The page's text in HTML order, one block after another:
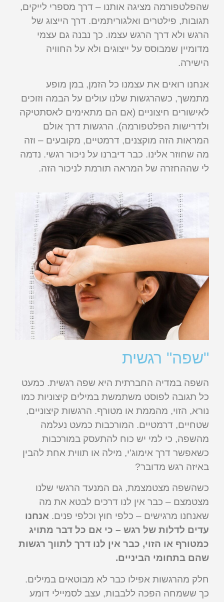
שהפלטפורמה מציגה אותנו – דרך מספרי לייקים,
תגובות, פילטרים ואלגוריתמים. דרך הייצוג של
הרגש ולא דרך הרגש עצמו. כך נבנה גם עצמי
מדומיין שמבוסס על ייצוגים ולא על החוויה
הישירה.
אנחנו רואים את עצמנו כל הזמן, במן מופע
מתמשך, כשהרגשות שלנו עולים על הבמה וזוכים
לאישורים חיצוניים (אם הם מתאימים לאסתטיקה
ולדרישות הפלטפורמה). הרגשות דרך אולם
המראות הזה מוקצנים, דרמטיים, מקובעים – וזה
מה שחוזר אלינו. כבר דיברנו על ניכור רגשי. נדמה
לי שההחזרה של המראה תורמת לניכור הזה.
"שפה" רגשית
השפה במדיה החברתית היא שפה רגשית. כמעט
כל תגובה לפוסט משתמשת במילים קיצוניות כמו
נורא, הזוי, מהממת או מטורף. הרגשות קיצוניים,
שטחיים, דרמטיים. המורכבות כמעט נעלמה
מהשפה, כי למי יש כוח להתעסק במורכבות
כשאפשר דרך אימוג'י, מילה או תווית אחת להבין
באיזה רגש מדובר?
כשהשפה מצטמצמת, גם המנעד הרגשי שלנו
מצטמצם – כבר אין לנו דרכים לבטא את מה
שאנחנו מרגישים – כלפי חוץ וכלפי פנים. אנחנו
עדים לדלות של רגש – כי אם כל דבר מתויג
כמטורף או הזוי, כבר אין לנו דרך לתווך רגשות
שהם בתחומי הביניים.
חלק מהרגשות אפילו כבר לא מבוטאים במילים.
כך ששמחה הפכה ללבבות, עצב לסמיילי דומע